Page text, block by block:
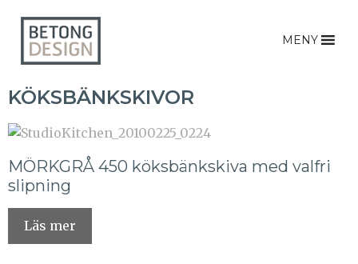
MENY
KÖKSBÄNKSKIVOR
MÖRKGRÅ 450 köksbänkskiva med valfri
slipning
Läs mer